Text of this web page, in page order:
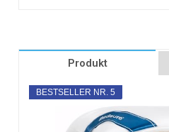
Produkt
BESTSELLER NR. 5